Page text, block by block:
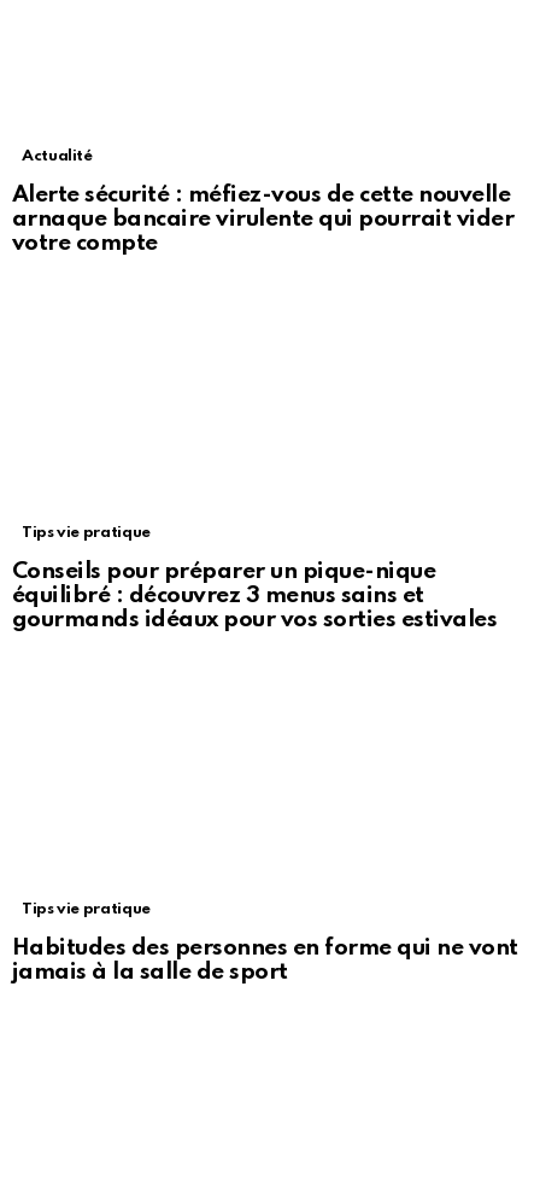
Actualité
Alerte sécurité : méfiez-vous de cette nouvelle
arnaque bancaire virulente qui pourrait vider
votre compte
Tips vie pratique
Conseils pour préparer un pique-nique
équilibré : découvrez 3 menus sains et
gourmands idéaux pour vos sorties estivales
Tips vie pratique
Habitudes des personnes en forme qui ne vont
jamais à la salle de sport